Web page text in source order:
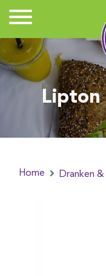
Lipton
Home Dranken